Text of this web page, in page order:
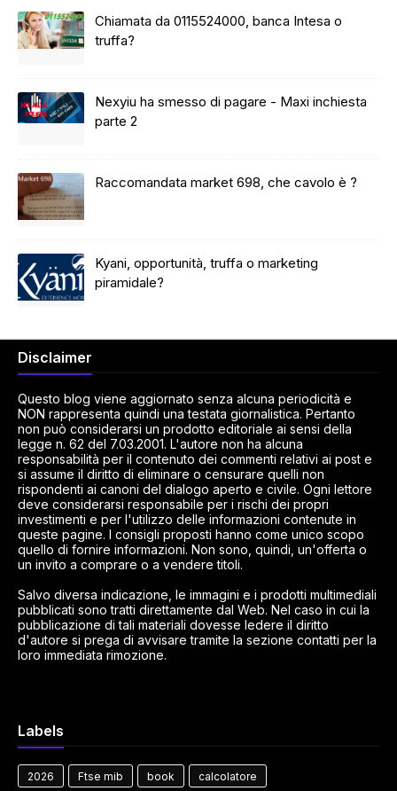
Chiamata da 0115524000, banca Intesa o
truffa?
Nexyiu ha smesso di pagare - Maxi inchiesta
parte 2
Raccomandata market 698, che cavolo è ?
Kyani, opportunità, truffa o marketing
piramidale?
Disclaimer
Questo blog viene aggiornato senza alcuna periodicità e
NON rappresenta quindi una testata giornalistica. Pertanto
non può considerarsi un prodotto editoriale ai sensi della
legge n. 62 del 7.03.2001. L'autore non ha alcuna
responsabilità per il contenuto dei commenti relativi ai post e
si assume il diritto di eliminare o censurare quelli non
rispondenti ai canoni del dialogo aperto e civile. Ogni lettore
deve considerarsi responsabile per i rischi dei propri
investimenti e per l'utilizzo delle informazioni contenute in
queste pagine. I consigli proposti hanno come unico scopo
quello di fornire informazioni. Non sono, quindi, un'offerta o
un invito a comprare o a vendere titoli.
Salvo diversa indicazione, le immagini e i prodotti multimediali
pubblicati sono tratti direttamente dal Web. Nel caso in cui la
pubblicazione di tali materiali dovesse ledere il diritto
d'autore si prega di avvisare tramite la sezione contatti per la
loro immediata rimozione.
Labels
2026 Ftse mib book calcolatore